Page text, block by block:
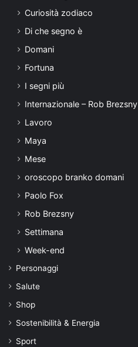
Curiosità zodiaco
Di che segno è
Domani
Fortuna
I segni più
Internazionale – Rob Brezsny
Lavoro
Maya
Mese
oroscopo branko domani
Paolo Fox
Rob Brezsny
Settimana
Week-end
Personaggi
Salute
Shop
Sostenibilità & Energia
Sport